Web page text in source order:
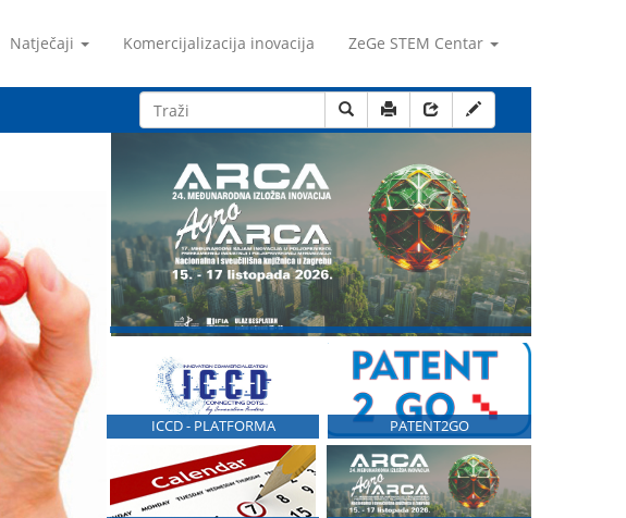
Natječaji Komercijalizacija inovacija ZeGe STEM Centar
ICCD - PLATFORMA PATENT2GO